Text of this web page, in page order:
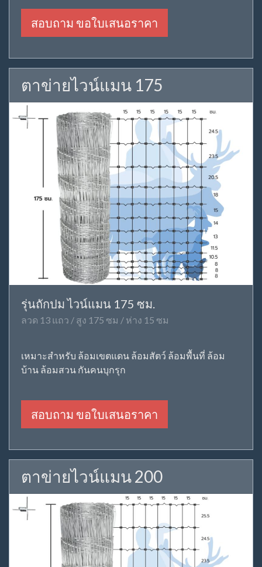
สอบถาม ขอใบเสนอราคา
ตาข่ายไวน์แมน 175
รุ่นถักปม ไวน์แมน 175 ซม.
ลวด 13 แถว / สูง 175 ซม / ห่าง 15 ซม
เหมาะสำหรับ ล้อมเขตแดน ล้อมสัตว์ ล้อมพื้นที่ ล้อม
บ้าน ล้อมสวน กันคนบุกรุก
สอบถาม ขอใบเสนอราคา
ตาข่ายไวน์แมน 200